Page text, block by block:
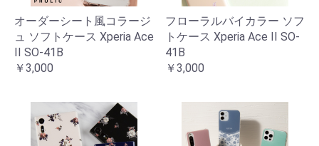
オーダーシート風コラージ
ュ ソフトケース Xperia Ace
II SO-41B
￥3,000
フローラルバイカラー ソフ
トケース Xperia Ace II SO-
41B
￥3,000